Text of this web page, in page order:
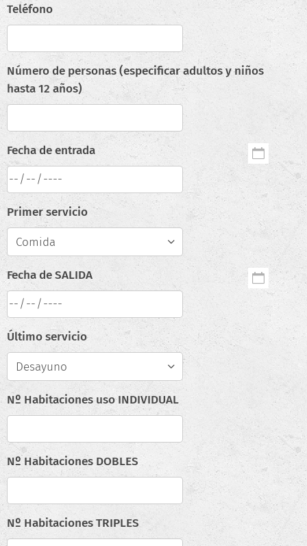
Teléfono
Número de personas (especificar adultos y niños
hasta 12 años)
Fecha de entrada
Primer servicio
Fecha de SALIDA
Último servicio
Nº Habitaciones uso INDIVIDUAL
Nº Habitaciones DOBLES
Nº Habitaciones TRIPLES